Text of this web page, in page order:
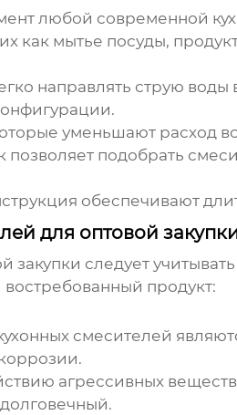
любой современной
как мытье посуды,
направлять струю воды
уменьшают расход
подобрать
обеспечивают
для оптовой
закупки следует
продукт:
смесителей
агрессивных